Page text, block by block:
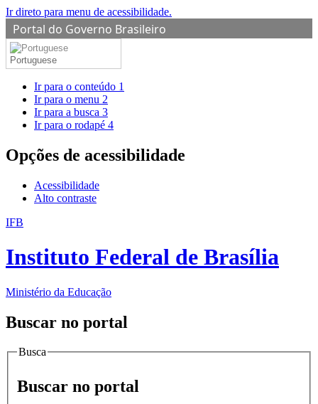
Ir direto para menu de acessibilidade.
Portal do Governo Brasileiro
Portuguese
Ir para o conteúdo 1
Ir para o menu 2
Ir para a busca 3
Ir para o rodapé 4
Opções de acessibilidade
Acessibilidade
Alto contraste
IFB
Instituto Federal de Brasília
Ministério da Educação
Buscar no portal
Busca
Buscar no portal